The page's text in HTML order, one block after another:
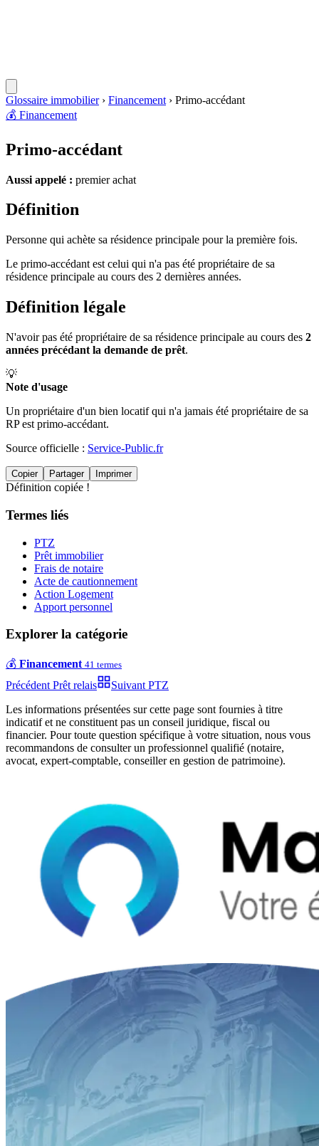
Glossaire immobilier› Financement › Primo-accédant
💰 Financement
Primo-accédant
Aussi appelé : premier achat
Définition
Personne qui achète sa résidence principale pour la première fois.
Le primo-accédant est celui qui n'a pas été propriétaire de sa
résidence principale au cours des 2 dernières années.
Définition légale
N'avoir pas été propriétaire de sa résidence principale au cours des 2
années précédant la demande de prêt.
💡
Note d'usage
Un propriétaire d'un bien locatif qui n'a jamais été propriétaire de sa
RP est primo-accédant.
Source officielle : Service-Public.fr
Copier Partager Imprimer
Définition copiée !
Termes liés
PTZ
Prêt immobilier
Frais de notaire
Acte de cautionnement
Action Logement
Apport personnel
Explorer la catégorie
💰 Financement 41 termes
Précédent Prêt relais Suivant PTZ
Les informations présentées sur cette page sont fournies à titre
indicatif et ne constituent pas un conseil juridique, fiscal ou
financier. Pour toute question spécifique à votre situation, nous vous
recommandons de consulter un professionnel qualifié (notaire,
avocat, expert-comptable, conseiller en gestion de patrimoine).